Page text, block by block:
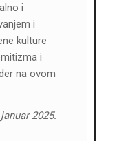
i
i
kulture
i
na ovom
2025.